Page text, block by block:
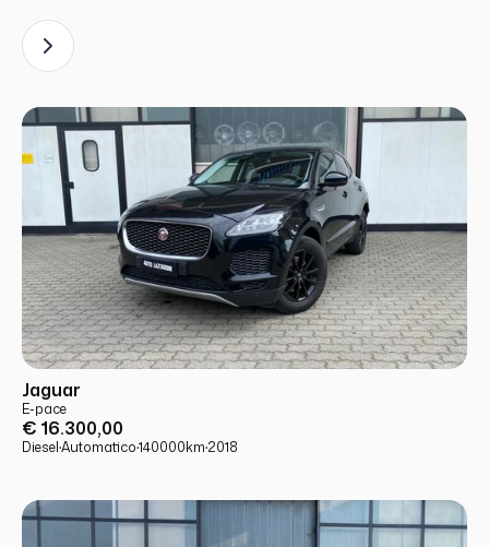
Jaguar
E-pace
€ 16.300,00
Diesel·Automatico·140000km·2018